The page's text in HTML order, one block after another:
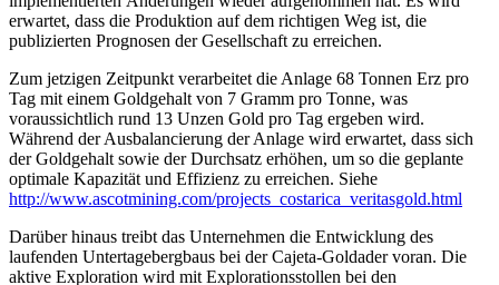
erwartet, dass die Produktion auf dem richtigen Weg ist, die
publizierten Prognosen der Gesellschaft zu erreichen.
Zum jetzigen Zeitpunkt verarbeitet die Anlage 68 Tonnen Erz pro
Tag mit einem Goldgehalt von 7 Gramm pro Tonne, was
voraussichtlich rund 13 Unzen Gold pro Tag ergeben wird.
Während der Ausbalancierung der Anlage wird erwartet, dass sich
der Goldgehalt sowie der Durchsatz erhöhen, um so die geplante
optimale Kapazität und Effizienz zu erreichen. Siehe
http://www.ascotmining.com/projects_costarica_veritasgold.html
Darüber hinaus treibt das Unternehmen die Entwicklung des
laufenden Untertagebergbaus bei der Cajeta-Goldader voran. Die
aktive Exploration wird mit Explorationsstollen bei den